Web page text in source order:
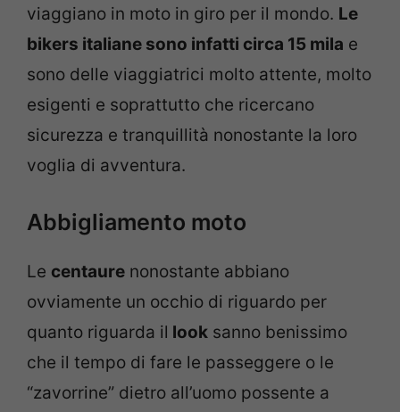
viaggiano in moto in giro per il mondo. Le
bikers italiane sono infatti circa 15 mila e
sono delle viaggiatrici molto attente, molto
esigenti e soprattutto che ricercano
sicurezza e tranquillità nonostante la loro
voglia di avventura.
Abbigliamento moto
Le centaure nonostante abbiano
ovviamente un occhio di riguardo per
quanto riguarda il look sanno benissimo
che il tempo di fare le passeggere o le
“zavorrine” dietro all’uomo possente a